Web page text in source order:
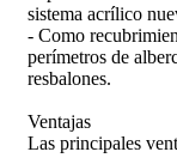
sistema acrílico
- Como
perímetros de
resbalones.
Ventajas
Las principales